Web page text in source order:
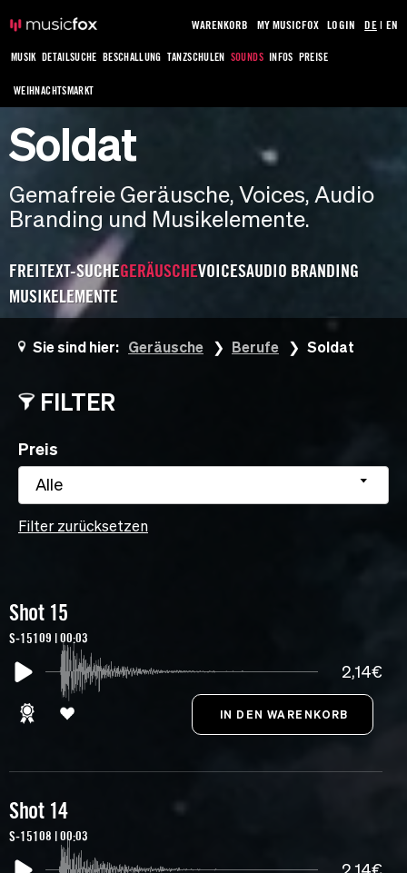
MUSIK DETAILSUCHE BESCHALLUNG TANZSCHULEN SOUNDS INFOS PREISE
WEIHNACHTSMARKT
WARENKORB MY MUSICFOX LOGIN DE| EN
Soldat
Gemafreie Geräusche, Voices, Audio
Branding und Musikelemente.
FREITEXT-SUCHEGERÄUSCHEVOICESAUDIO BRANDING
MUSIKELEMENTE
Sie sind hier: Geräusche Berufe Soldat
FILTER
Preis
Alle
Filter zurücksetzen
Shot 15
S-15109 | 00:03
2,14€
Shot 14
S-15108 | 00:03